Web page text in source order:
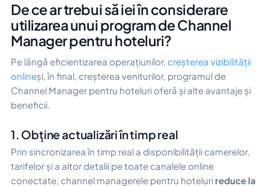
De ce ar trebui să iei în considerare
utilizarea unui program de Channel
Manager pentru hoteluri?
Pe lângă eficientizarea operațiunilor, creșterea vizibilității
onlineși, în final, creșterea veniturilor, programul de
Channel Manager pentru hoteluri oferă și alte avantaje și
beneficii.
1. Obține actualizări în timp real
Prin sincronizarea în timp real a disponibilității camerelor,
tarifelor și a altor detalii pe toate canalele online
conectate, channel managerele pentru hoteluri reduce la